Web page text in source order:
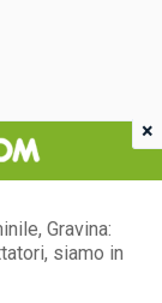
Gravina:
siamo in
×